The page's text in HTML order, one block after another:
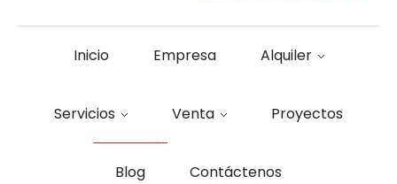
Inicio Empresa Alquiler
Servicios Venta Proyectos
Blog Contáctenos